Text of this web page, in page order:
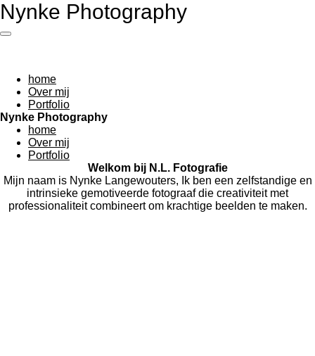
Ga
direct
naar
Nynke Photography
home
Over mij
Portfolio
Nynke Photography
home
Over mij
Portfolio
Welkom bij N.L. Fotografie
Mijn naam is Nynke Langewouters,
Ik ben een zelfstandige en
intrinsieke gemotiveerde fotograaf die creativiteit met
professionaliteit combineert om krachtige beelden te maken.